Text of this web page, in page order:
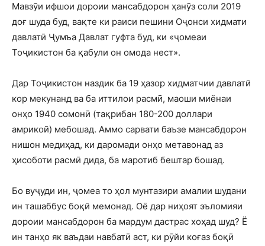
Мавзӯи ифшои дороии мансабдорон ҳанӯз соли 2019
доғ шуда буд, вақте ки раиси пешини Оҷонси хидмати
давлатӣ Ҷумъа Давлат гуфта буд, ки «ҷомеаи
Тоҷикистон ба қабули он омода нест».
Дар Тоҷикистон наздик ба 19 ҳазор хидматчии давлатӣ
кор мекунанд ва ба иттилои расмӣ, маоши миёнаи
онҳо 1940 сомонӣ (тақрибан 180-200 доллари
амрикоӣ) мебошад. Аммо сарвати баъзе мансабдорон
нишон медиҳад, ки даромади онҳо метавонад аз
ҳисоботи расмӣ дида, ба маротиб бештар бошад.
Бо вуҷуди ин, ҷомеа то ҳол мунтазири амалии шудани
ин ташаббус боқӣ мемонад. Оё дар ниҳоят эъломияи
дороии мансабдорон ба мардум дастрас хоҳад шуд? Ё
ин танҳо як ваъдаи навбатӣ аст, ки рӯйи коғаз боқӣ